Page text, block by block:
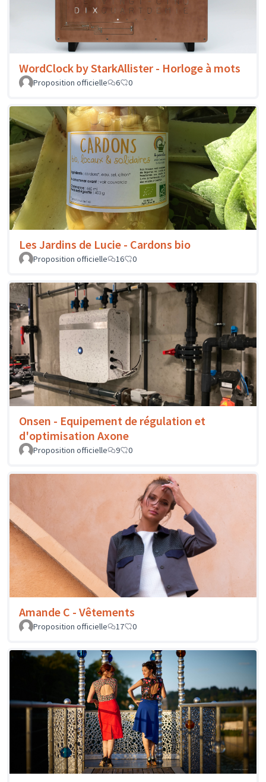
WordClock by StarkAllister - Horloge à mots
Proposition officielle 6 0
Les Jardins de Lucie - Cardons bio
Proposition officielle 16 0
Onsen - Equipement de régulation et
d'optimisation Axone
Proposition officielle 9 0
Amande C - Vêtements
Proposition officielle 17 0